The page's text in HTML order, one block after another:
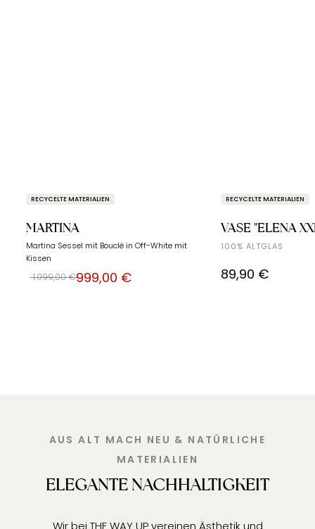
RECYCELTE MATERIALIEN
MARTINA
Martina Sessel mit Bouclé in Off-White mit
Kissen
999,00 €
1.099,00 €
RECYCELTE MATERIALIEN
VASE "ELENA
100% ALTGLAS
89,90 €
AUS ALT MACH NEU & NATÜRLICHE
MATERIALIEN
ELEGANTE NACHHALTIGKEIT
Wir bei THE WAY UP vereinen Ästhetik und